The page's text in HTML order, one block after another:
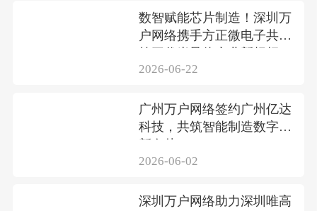
数智赋能芯片制造！深圳万
户网络携手方正微电子共筑
第三代半导体产业新标杆
2026-06-22
广州万户网络签约广州亿达
科技，共筑智能制造数字化
2026-06-02
深圳万户网络助力深圳唯高